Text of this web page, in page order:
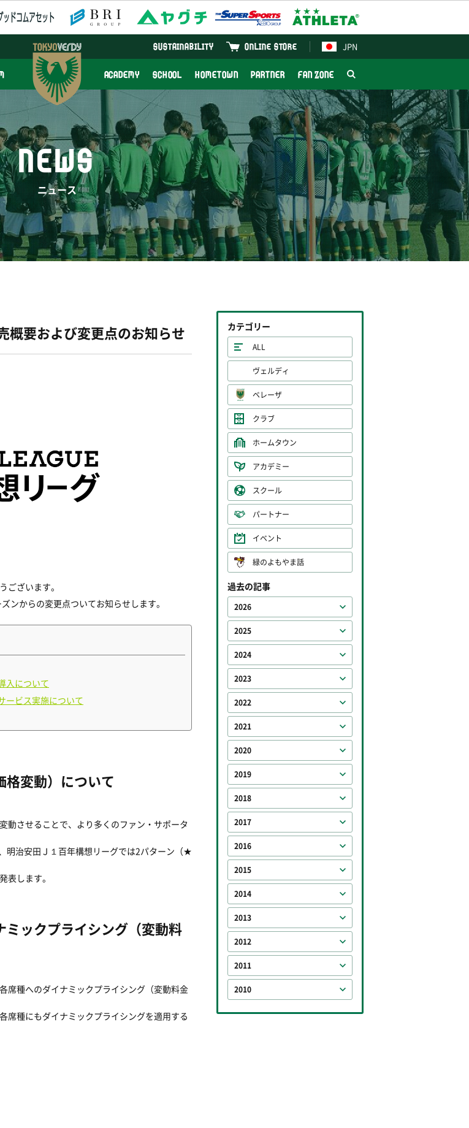
JPN
ONLINE STORE
SUSTAINABILITY
ACADEMY SCHOOL HOMETOWN PARTNER FAN ZONE
NEWS
ニュース
概要および変更点のお知らせ
ございます。
ンからの変更点ついてお知らせします。
入について
ービス実施について
格変動）について
動させることで、より多くのファン・サポータ
明治安田Ｊ１百年構想リーグでは2パターン（★
します。
ックプライシング（変動料
席種へのダイナミックプライシング（変動料金
席種にもダイナミックプライシングを適用する
カテゴリー
ALL
ヴェルディ
ベレーザ
クラブ
ホームタウン
アカデミー
スクール
パートナー
イベント
緑のよもやま話
過去の記事
2026
2025
2024
2023
2022
2021
2020
2019
2018
2017
2016
2015
2014
2013
2012
2011
2010